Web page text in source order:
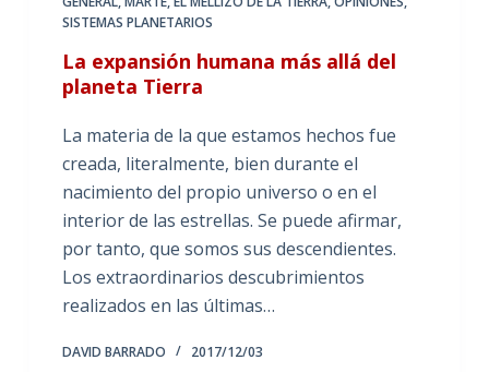
SISTEMAS PLANETARIOS
La expansión humana más allá del
planeta Tierra
La materia de la que estamos hechos fue
creada, literalmente, bien durante el
nacimiento del propio universo o en el
interior de las estrellas. Se puede afirmar,
por tanto, que somos sus descendientes.
Los extraordinarios descubrimientos
realizados en las últimas…
DAVID BARRADO 2017/12/03